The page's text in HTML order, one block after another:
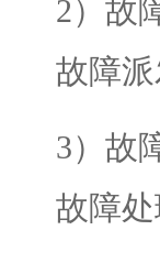
2）故
故障
3）故
故障